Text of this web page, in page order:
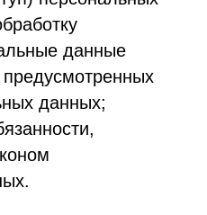
данные
данных;